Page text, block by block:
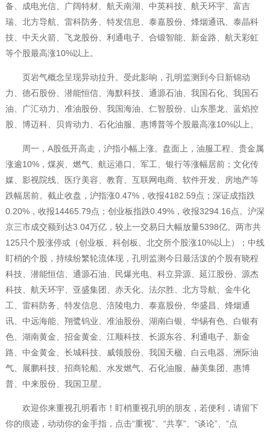
备、成电光信、广阔特材、航天南湖、中英科技、航天环宇、富吉
瑞、北方导航、雷科防务、特发信息、泰嘉股份、烽烟通讯、泰晶科
技、中天火箭、飞龙股份、利通电子、合锻智能、新金路、航天彩虹
等个股最高涨10%以上。
页岩气概念呈现异动拉升。受此影响，孔明监测到今日新锦动
力、德石股份、潜能恒信、海默科技、通源石油、我国石化、我国石
油、广汇动力、准油股份、我国海油、仁智股份、山东墨龙、蓝焰控
股、博迈科、贝肯动力、石化油服、惠博普等个股最高涨10%以上。
周一，A股低开高走，沪指小幅上涨。盘面上，油服工程、贵金属
涨逾10%，煤炭、燃气、航运港口、军工、银行等涨幅居前；文化传
媒、影视院线、医疗美容、教育、互联网电商、软件开发、房地产等
跌幅居前。截止收盘，沪指涨0.47%，收报4182.59点；深证成指跌
0.20%，收报14465.79点；创业板指跌0.49%，收报3294.16点。沪深
京三市成交额到达3.04万亿，较上一交易日大幅放量5398亿。两市共
125只个股涨停或（创业板、科创板、北交所个股涨10%以上）；中线
盯梢的个股，持续纷繁轮流体现，孔明监测今日最活泼的个股有晓程
科技、潜能恒信、通源石油、民爆光电、科立异源、延江股份、源杰
科技、航天环宇、亚盛集团、赤天化、法尔胜、北方导航、金牛化
工、雷科防务、特发信息、涪陵电力、泰嘉股份、华盛昌、烽烟通
讯、中远海能、翔鹭钨业、准油股份、湖南白银、华锡有色、白银有
色、湖南黄金、招金黄金、江顺科技、长源东谷、利通电子、新金
路、中金黄金、长城科技、威领股份、我国天楹、白云电器、洲际油
气、展鹏科技、招商轮船、水发燃气、石化油服、赫美集团、惠博
普、中来股份、我国卫星。
欢迎你来重视孔明看市！盯梢重视孔明的朋友，若便利，请留下
你的痕迹，动动你的金手指，点击“重视”、“共享”、“谈论”、“点